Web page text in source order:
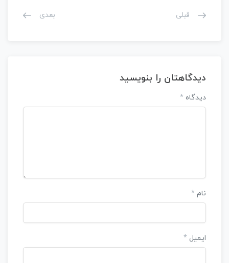
قبلی بعدی
دیدگاهتان را بنویسید
دیدگاه *
نام *
ایمیل *